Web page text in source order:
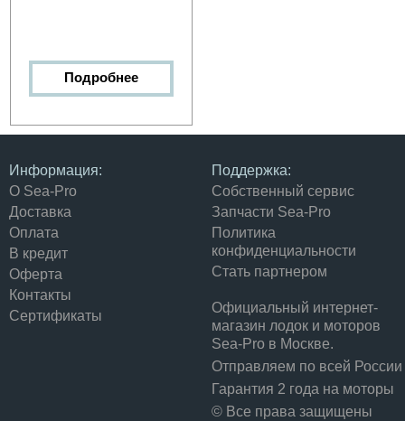
Подробнее
Информация:
О Sea-Pro
Доставка
Оплата
В кредит
Оферта
Контакты
Сертификаты
Поддержка:
Собственный сервис
Запчасти Sea-Pro
Политика
конфиденциальности
Стать партнером
Официальный интернет-
магазин лодок и моторов
Sea-Pro в Москве.
Отправляем по всей России
Гарантия 2 года на моторы
© Все права защищены